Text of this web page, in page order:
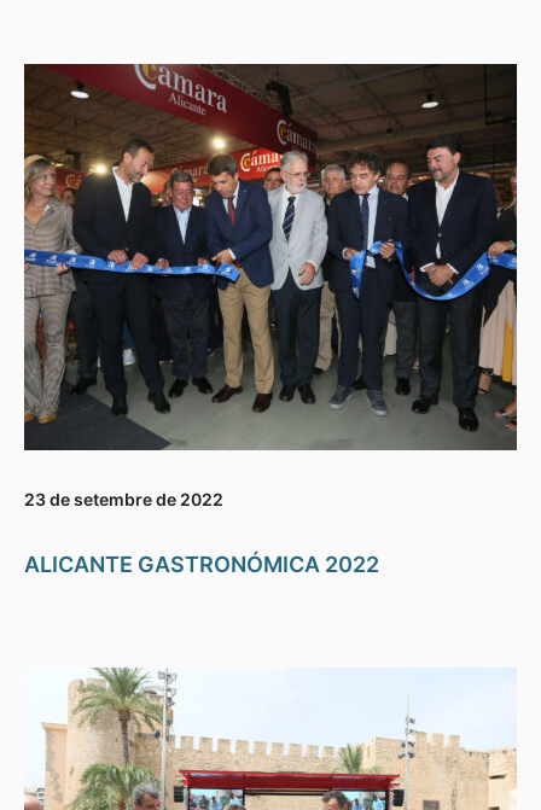
23 de setembre de 2022
ALICANTE GASTRONÓMICA 2022